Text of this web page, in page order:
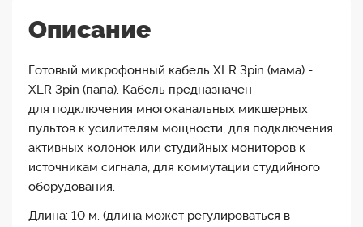
Описание
Готовый микрофонный кабель XLR 3pin (мама) -
XLR 3pin (папа). Кабель предназначен
для подключения многоканальных микшерных
пультов к усилителям мощности, для подключения
активных колонок или студийных мониторов к
источникам сигнала, для коммутации студийного
оборудования.
Длина: 10 м. (длина может регулироваться в